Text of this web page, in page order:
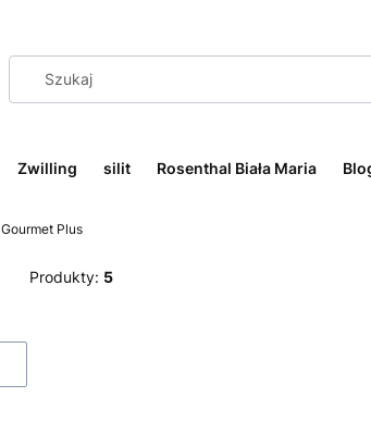
Zwilling silit Rosenthal Biała Maria
Gourmet Plus
Produkty: 5